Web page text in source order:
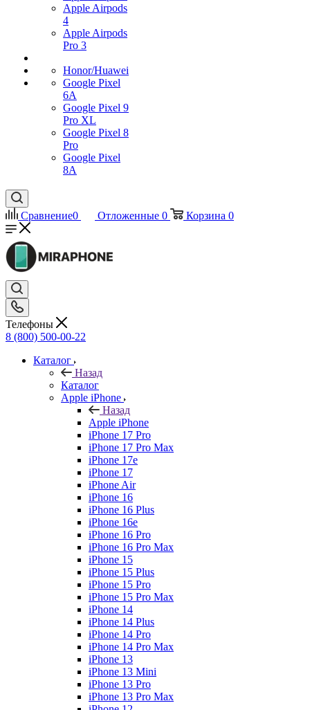
Apple Airpods
4
Apple Airpods
Pro 3
Honor/Huawei
Google Pixel
6A
Google Pixel 9
Pro XL
Google Pixel 8
Pro
Google Pixel
8A
Сравнение0 Отложенные 0 Корзина 0
Телефоны
8 (800) 500-00-22
Каталог
Назад
Каталог
Apple iPhone
Назад
Apple iPhone
iPhone 17 Pro
iPhone 17 Pro Max
iPhone 17e
iPhone 17
iPhone Air
iPhone 16
iPhone 16 Plus
iPhone 16e
iPhone 16 Pro
iPhone 16 Pro Max
iPhone 15
iPhone 15 Plus
iPhone 15 Pro
iPhone 15 Pro Max
iPhone 14
iPhone 14 Plus
iPhone 14 Pro
iPhone 14 Pro Max
iPhone 13
iPhone 13 Mini
iPhone 13 Pro
iPhone 13 Pro Max